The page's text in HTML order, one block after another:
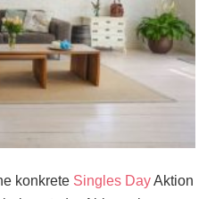
konkrete Singles DayAktion